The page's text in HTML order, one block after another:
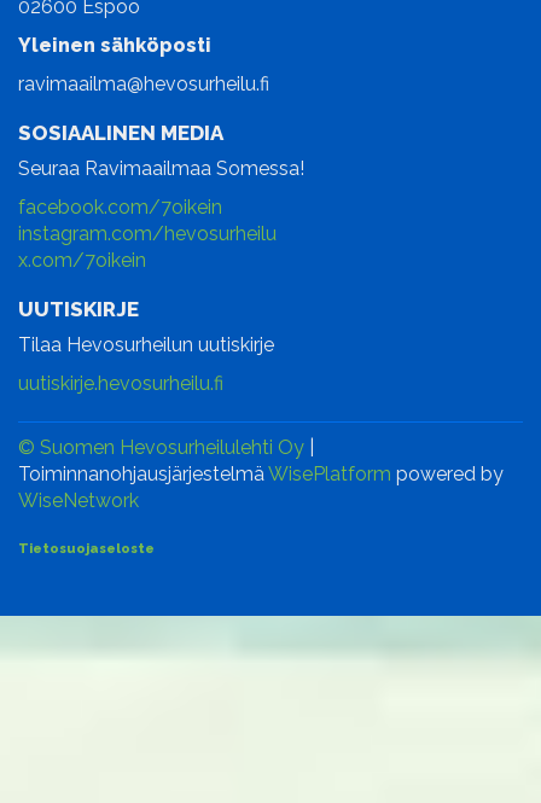
02600 Espoo
Yleinen sähköposti
ravimaailma@hevosurheilu.fi
SOSIAALINEN MEDIA
Seuraa Ravimaailmaa Somessa!
facebook.com/7oikein
instagram.com/hevosurheilu
x.com/7oikein
UUTISKIRJE
Tilaa Hevosurheilun uutiskirje
uutiskirje.hevosurheilu.fi
© Suomen Hevosurheilulehti Oy
ToiminnanohjausjärjestelmäWisePlatform powered by
WiseNetwork
Tietosuojaseloste